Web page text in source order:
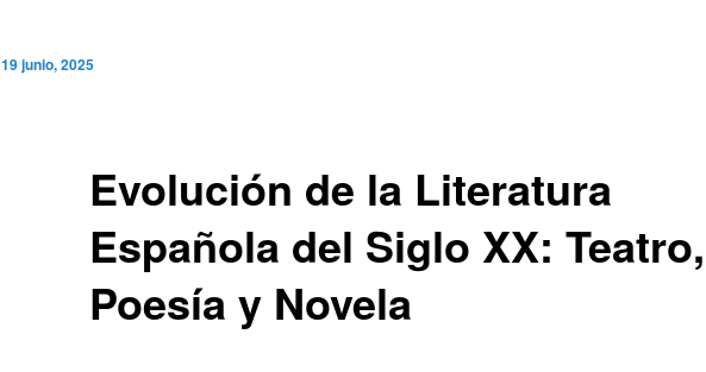
Evolución de la Literatura
Española del Siglo XX: Teatro,
Poesía y Novela
19 junio, 2025